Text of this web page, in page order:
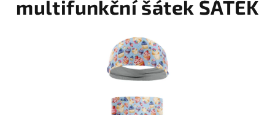
multifunkční šátek ŠÁTEK